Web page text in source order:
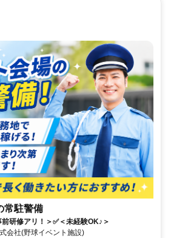
常駐警備
研修アリ！＞✅＜未経験OK♪＞
会社(野球イベント施設)